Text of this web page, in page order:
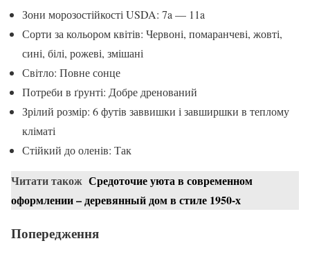
Зони морозостійкості USDA: 7a — 11a
Сорти за кольором квітів: Червоні, помаранчеві, жовті,
сині, білі, рожеві, змішані
Світло: Повне сонце
Потреби в ґрунті: Добре дренований
Зрілий розмір: 6 футів заввишки і завширшки в теплому
кліматі
Стійкий до оленів: Так
Читати також Средоточие уюта в современном
оформлении – деревянный дом в стиле 1950-х
Попередження